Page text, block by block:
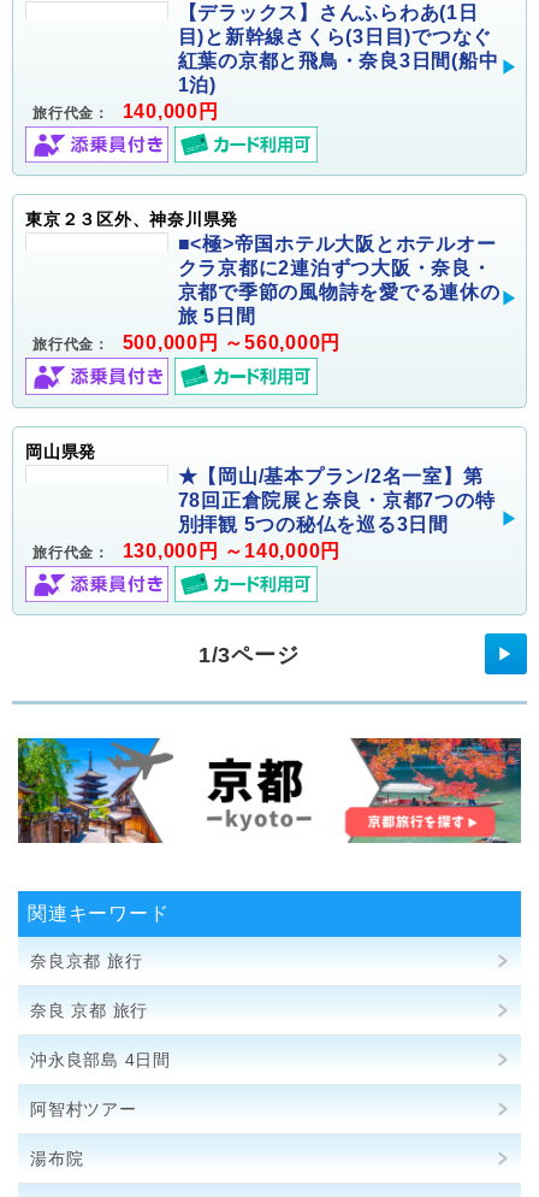
【デラックス】さんふらわあ(1日
目)と新幹線さくら(3日目)でつなぐ
紅葉の京都と飛鳥・奈良3日間(船中
1泊)
旅行代金： 140,000円
東京２３区外、神奈川県発
■<極>帝国ホテル大阪とホテルオー
クラ京都に2連泊ずつ大阪・奈良・
京都で季節の風物詩を愛でる連休の
旅 5日間
旅行代金： 500,000円 ～560,000円
岡山県発
★【岡山/基本プラン/2名一室】第
78回正倉院展と奈良・京都7つの特
別拝観 5つの秘仏を巡る3日間
旅行代金： 130,000円 ～140,000円
1/3ページ ▶
関連キーワード
奈良京都 旅行
奈良 京都 旅行
沖永良部島 4日間
阿智村ツアー
湯布院